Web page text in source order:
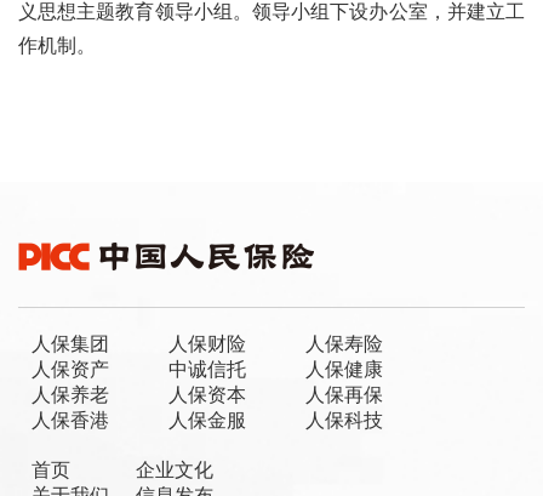
义思想主题教育领导小组。领导小组下设办公室，并建立工
作机制。
人保集团
人保资产
人保养老
人保香港
人保财险
中诚信托
人保资本
人保金服
人保寿险
人保健康
人保再保
人保科技
首页
企业文化